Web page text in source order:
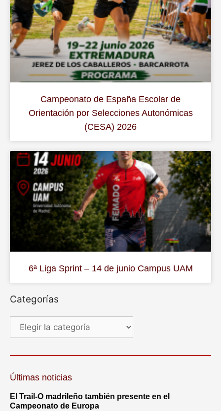
Campeonato de España Escolar de
Orientación por Selecciones Autonómicas
(CESA) 2026
6ª Liga Sprint – 14 de junio Campus UAM
Categorías
Últimas noticias
El Trail-O madrileño también presente en el
Campeonato de Europa